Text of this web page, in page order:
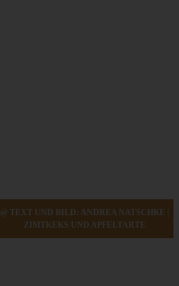
@ TEXT UND BILD: ANDREA NATSCHKE |
ZIMTKEKS UND APFELTARTE